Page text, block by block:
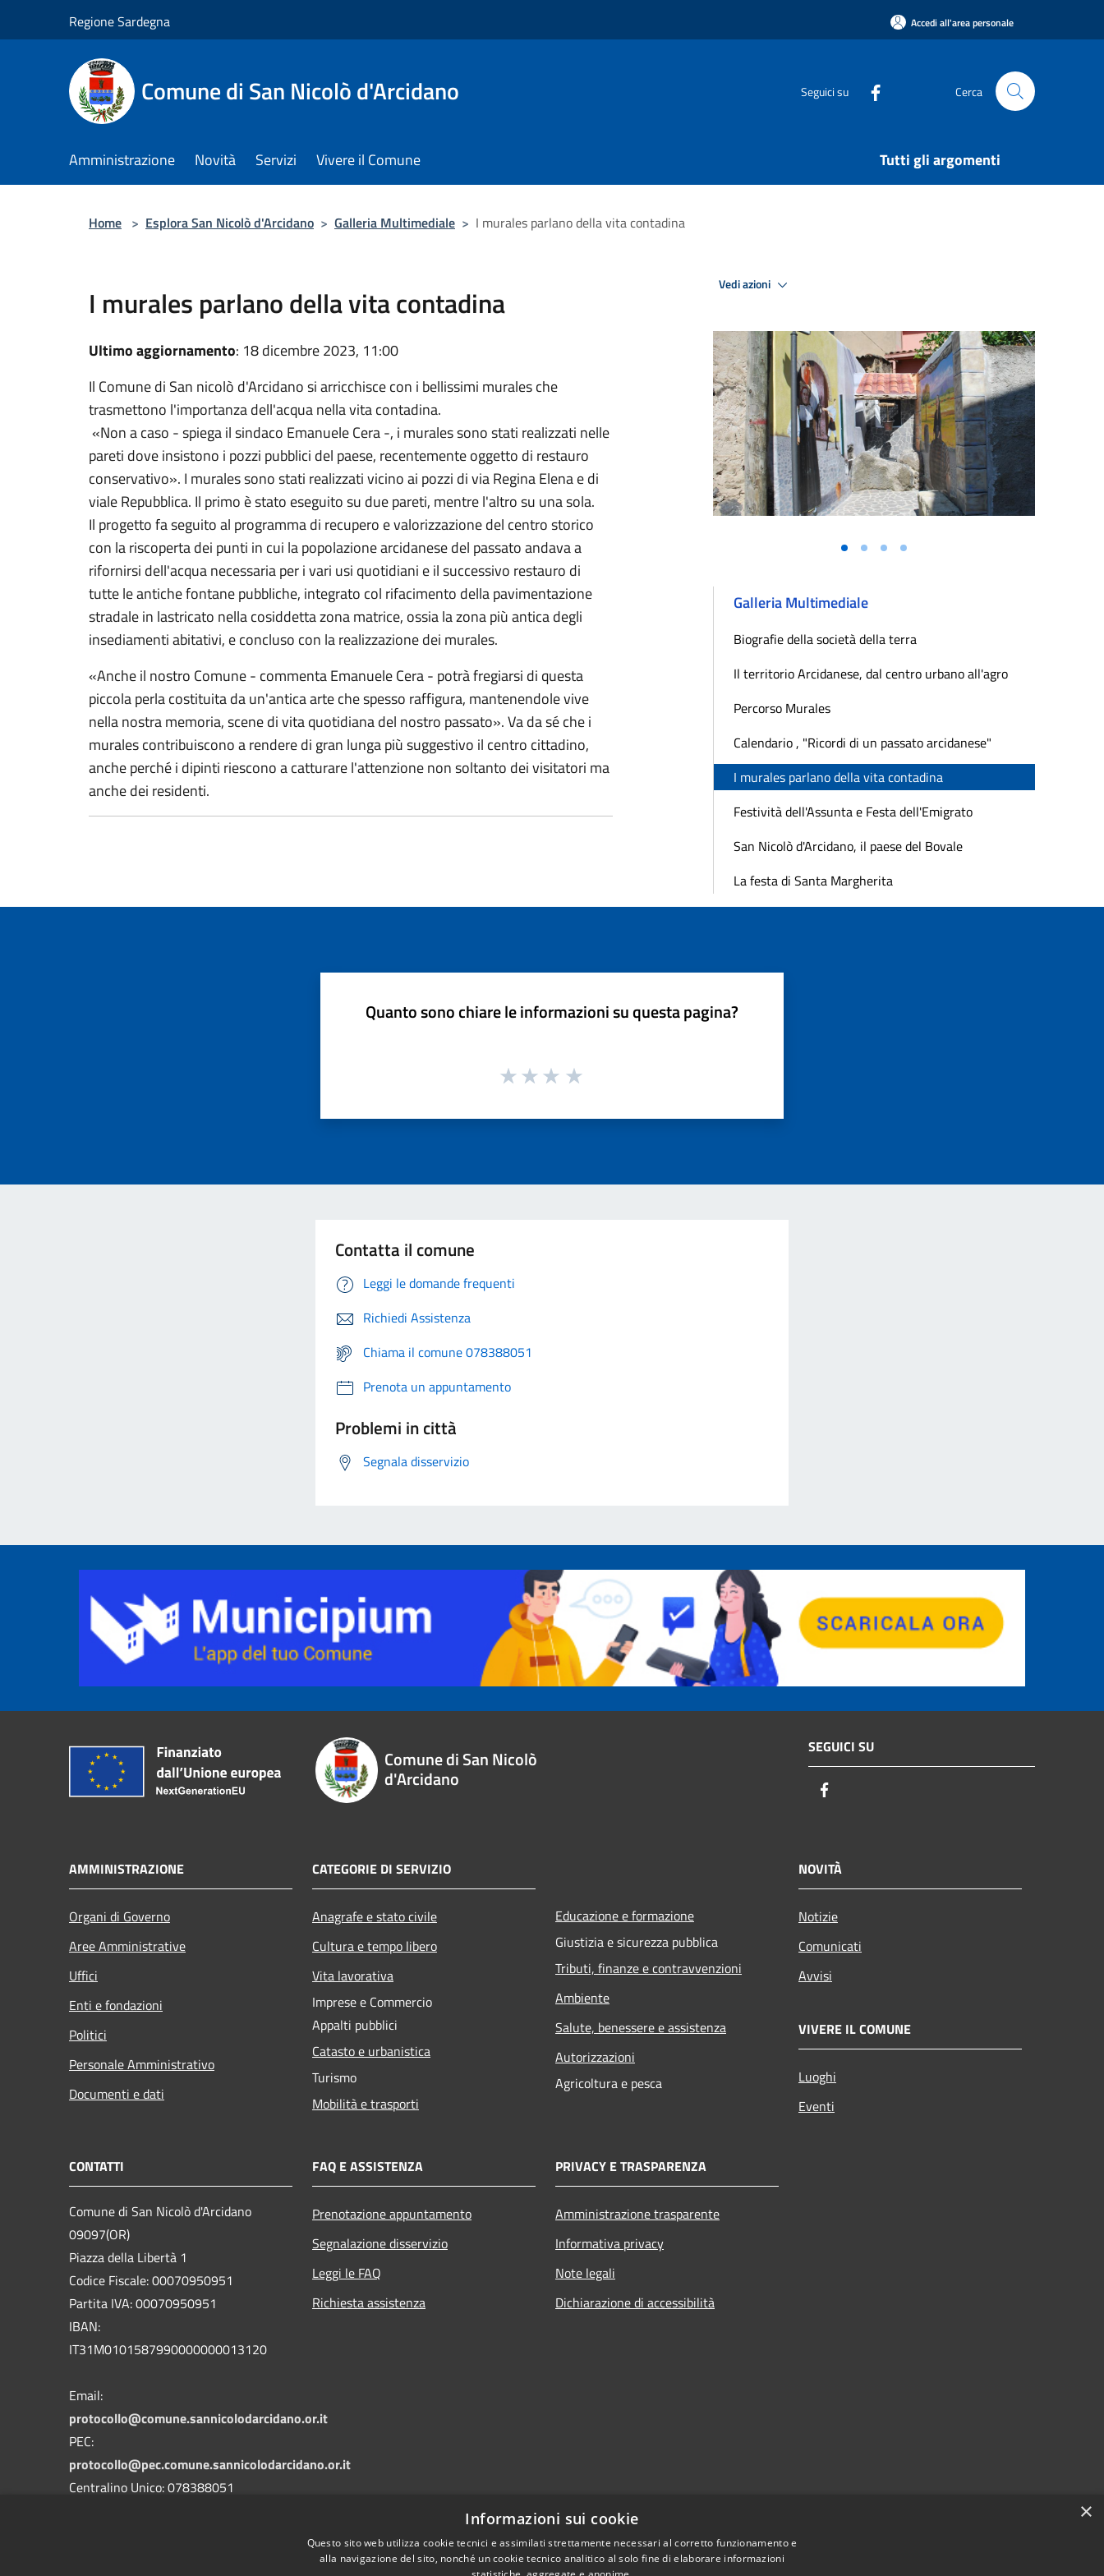
Regione Sardegna Accedi all'area personale
Comune di San Nicolò d'Arcidano Seguici su Cerca
Amministrazione Novità Servizi Vivere il Comune Tutti gli argomenti
Home > Esplora San Nicolò d'Arcidano > Galleria Multimediale > I murales parlano della vita contadina
I murales parlano della vita contadina
Ultimo aggiornamento: 18 dicembre 2023, 11:00
Il Comune di San nicolò d'Arcidano si arricchisce con i bellissimi murales che
trasmettono l'importanza dell'acqua nella vita contadina.
«Non a caso - spiega il sindaco Emanuele Cera -, i murales sono stati realizzati nelle
pareti dove insistono i pozzi pubblici del paese, recentemente oggetto di restauro
conservativo». I murales sono stati realizzati vicino ai pozzi di via Regina Elena e di
viale Repubblica. Il primo è stato eseguito su due pareti, mentre l'altro su una sola.
Il progetto fa seguito al programma di recupero e valorizzazione del centro storico
con la riscoperta dei punti in cui la popolazione arcidanese del passato andava a
rifornirsi dell'acqua necessaria per i vari usi quotidiani e il successivo restauro di
tutte le antiche fontane pubbliche, integrato col rifacimento della pavimentazione
stradale in lastricato nella cosiddetta zona matrice, ossia la zona più antica degli
insediamenti abitativi, e concluso con la realizzazione dei murales.
«Anche il nostro Comune - commenta Emanuele Cera - potrà fregiarsi di questa
piccola perla costituita da un'antica arte che spesso raffigura, mantenendole vive
nella nostra memoria, scene di vita quotidiana del nostro passato». Va da sé che i
murales contribuiscono a rendere di gran lunga più suggestivo il centro cittadino,
anche perché i dipinti riescono a catturare l'attenzione non soltanto dei visitatori ma
anche dei residenti.
Vedi azioni
Galleria Multimediale
Biografie della società della terra
Il territorio Arcidanese, dal centro urbano all'agro
Percorso Murales
Calendario , "Ricordi di un passato arcidanese"
I murales parlano della vita contadina
Festività dell'Assunta e Festa dell'Emigrato
San Nicolò d'Arcidano, il paese del Bovale
La festa di Santa Margherita
Quanto sono chiare le informazioni su questa pagina?
Contatta il comune
Leggi le domande frequenti
Richiedi Assistenza
Chiama il comune 078388051
Prenota un appuntamento
Problemi in città
Segnala disservizio
Comune di San Nicolò
d'Arcidano
SEGUICI SU
AMMINISTRAZIONE
Organi di Governo
Aree Amministrative
Uffici
Enti e fondazioni
Politici
Personale Amministrativo
Documenti e dati
CATEGORIE DI SERVIZIO
Anagrafe e stato civile
Cultura e tempo libero
Vita lavorativa
Imprese e Commercio
Appalti pubblici
Catasto e urbanistica
Turismo
Mobilità e trasporti
Educazione e formazione
Giustizia e sicurezza pubblica
Tributi, finanze e contravvenzioni
Ambiente
Salute, benessere e assistenza
Autorizzazioni
Agricoltura e pesca
NOVITÀ
Notizie
Comunicati
Avvisi
VIVERE IL COMUNE
Luoghi
Eventi
CONTATTI
Comune di San Nicolò d'Arcidano
09097(OR)
Piazza della Libertà 1
Codice Fiscale: 00070950951
Partita IVA: 00070950951
IBAN:
IT31M0101587990000000013120
Email:
protocollo@comune.sannicolodarcidano.or.it
PEC:
protocollo@pec.comune.sannicolodarcidano.or.it
Centralino Unico: 078388051
FAQ E ASSISTENZA
Prenotazione appuntamento
Segnalazione disservizio
Leggi le FAQ
Richiesta assistenza
PRIVACY E TRASPARENZA
Amministrazione trasparente
Informativa privacy
Note legali
Dichiarazione di accessibilità
×
Informazioni sui cookie
Questo sito web utilizza cookie tecnici e assimilati strettamente necessari al corretto funzionamento e
alla navigazione del sito, nonché un cookie tecnico analitico al solo fine di elaborare informazioni